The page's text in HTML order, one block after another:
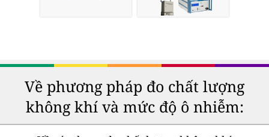
Về phương pháp đo chất lượng
không khí và mức độ ô nhiễm: